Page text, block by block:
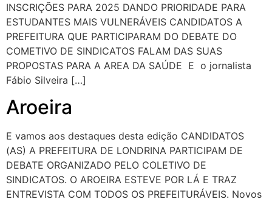
INSCRIÇÕES PARA 2025 DANDO PRIORIDADE PARA
ESTUDANTES MAIS VULNERÁVEIS CANDIDATOS A
PREFEITURA QUE PARTICIPARAM DO DEBATE DO
COMETIVO DE SINDICATOS FALAM DAS SUAS
PROPOSTAS PARA A AREA DA SAÚDE E o jornalista
Fábio Silveira […]
Aroeira
E vamos aos destaques desta edição CANDIDATOS
(AS) A PREFEITURA DE LONDRINA PARTICIPAM DE
DEBATE ORGANIZADO PELO COLETIVO DE
SINDICATOS. O AROEIRA ESTEVE POR LÁ E TRAZ
ENTREVISTA COM TODOS OS PREFEITURÁVEIS. Novos